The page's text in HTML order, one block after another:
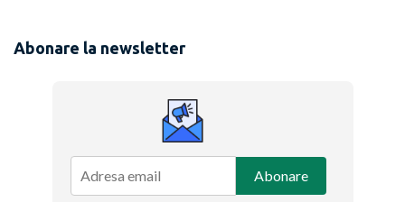
Abonare la newsletter
Abonare